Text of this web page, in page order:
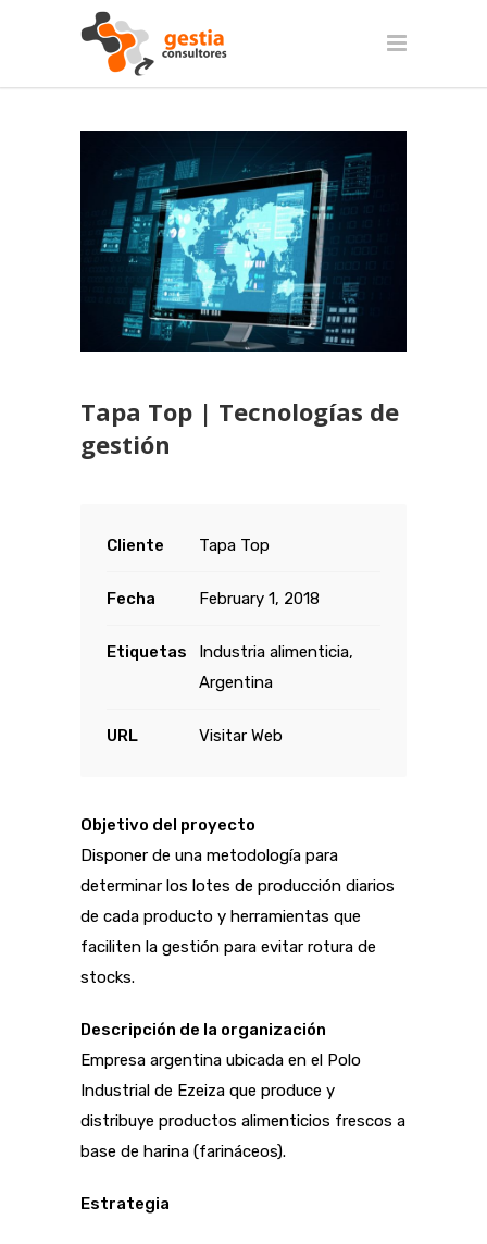
Tapa Top | Tecnologías de
gestión
Cliente Tapa Top
Fecha February 1, 2018
Etiquetas
Industria alimenticia,
Argentina
URL Visitar Web
Objetivo del proyecto
Disponer de una metodología para
determinar los lotes de producción diarios
de cada producto y herramientas que
faciliten la gestión para evitar rotura de
stocks.
Descripción de la organización
Empresa argentina ubicada en el Polo
Industrial de Ezeiza que produce y
distribuye productos alimenticios frescos a
base de harina (farináceos).
Estrategia